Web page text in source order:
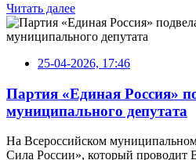
Читать далее
25-04-2026, 17:46
Партия «Единая Россия»
муниципального депутата
На Всероссийском
Сила России», который проводит